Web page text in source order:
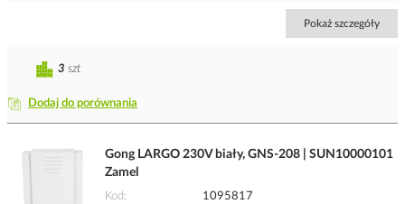
Pokaż szczegóły
Dodaj do porównania
3 szt
Gong LARGO 230V biały, GNS-208 | SUN10000101
Zamel
Kod
1095817